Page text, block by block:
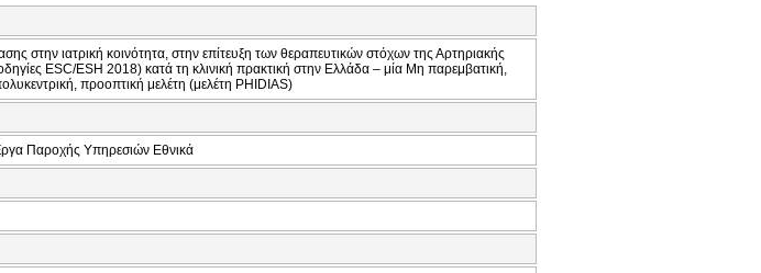
στην ιατρική κοινότητα, στην επίτευξη των θεραπευτικών στόχων της Αρτηριακής
ESC/ESH 2018) κατά τη κλινική πρακτική στην Ελλάδα – μία Μη παρεμβατική,
προοπτική μελέτη (μελέτη PHIDIAS)
Παροχής Υπηρεσιών Εθνικά